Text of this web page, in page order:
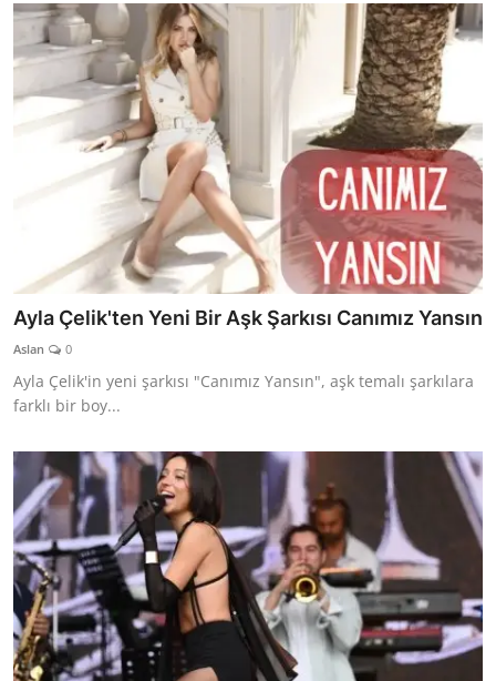
Ayla Çelik'ten Yeni Bir Aşk Şarkısı Canımız Yansın
Aslan 0
Ayla Çelik'in yeni şarkısı "Canımız Yansın", aşk temalı şarkılara
farklı bir boy...